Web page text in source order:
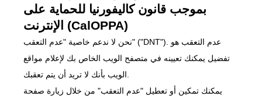
بموجب قانون كاليفورنيا للحماية على
الإنترنت (CalOPPA)
نحن لا ندعم خاصية "عدم التعقب" ("DNT"). عدم التعقب هو
تفضيل يمكنك تعيينه في متصفح الويب الخاص بك لإعلام مواقع
يمكنك تمكين أو تعطيل "عدم التعقب" من خلال زيارة صفحة